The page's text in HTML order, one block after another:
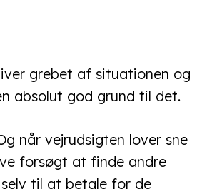
grebet af situationen og
absolut god grund til det.
når vejrudsigten lover sne
forsøgt at finde andre
til at betale for de